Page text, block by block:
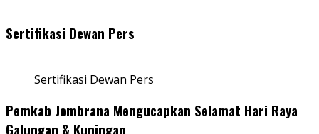
Sertifikasi Dewan Pers
Sertifikasi Dewan Pers
Pemkab Jembrana Mengucapkan Selamat Hari Raya
Galungan & Kuningan